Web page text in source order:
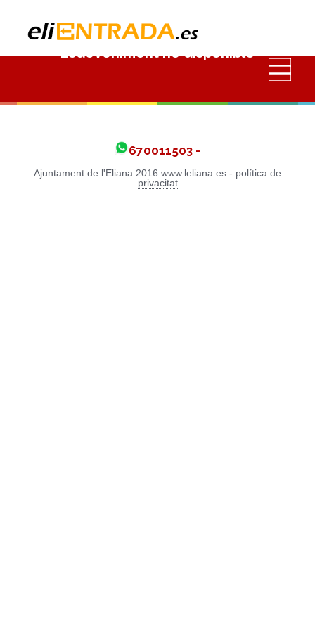
Esdeveniment no disponible
670011503 -
Ajuntament de l'Eliana 2016 www.leliana.es - política de
privacitat